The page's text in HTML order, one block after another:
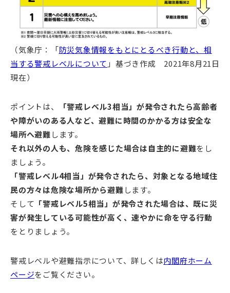
（気象庁：「防災気象情報をもとにとるべき行動と、相
当する警戒レベルについて 」基づき作成 2021年8月21日
現在）
ポイントは、
「警戒レベル3相当」が発令されたら高齢者
や障がいのある人など、避難に時間のかかる方は安全な
場所へ避難します。
それ以外の人も、危険を感じた場合は自主的に避難をし
ましょう。
「警戒レベル4相当」が発令されたら、対象となる地域住
民の方々は危険な場所から避難します。
そして 「警戒レベル5相当」が発令された場合は、既に災
害が発生している可能性が高く、速やかに命を守る行動
をとりましょう。
警戒レベルや避難指示について、詳しくは内閣府ホーム
ページをご覧ください。